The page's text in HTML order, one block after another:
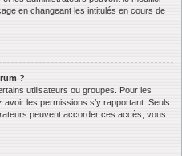
en changeant les intitulés en cours de
?
utilisateurs ou groupes. Pour les
les permissions s’y rapportant. Seuls
peuvent accorder ces accès, vous